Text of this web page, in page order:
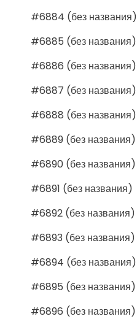
#6884 (без названия)
#6885 (без названия)
#6886 (без названия)
#6887 (без названия)
#6888 (без названия)
#6889 (без названия)
#6890 (без названия)
#6891 (без названия)
#6892 (без названия)
#6893 (без названия)
#6894 (без названия)
#6895 (без названия)
#6896 (без названия)